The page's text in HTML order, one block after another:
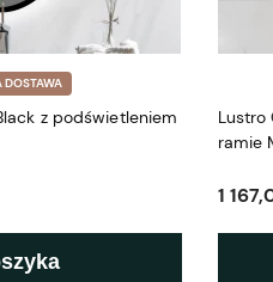
DOSTAWA
z podświetleniem
Lustro
ramie
1